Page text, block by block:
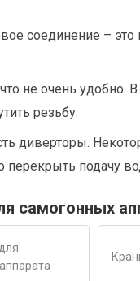
соединение –
не очень удобно.
резьбу.
подачу
самогонных